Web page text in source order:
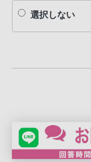
選択しない